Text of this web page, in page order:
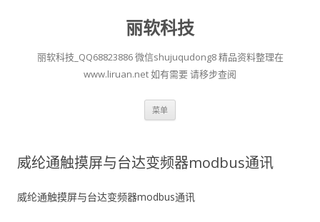
丽软科技
丽软科技_QQ68823886 微信shujuqudong8 精品资料整理在
www.liruan.net 如有需要 请移步查阅
菜单
威纶通触摸屏与台达变频器modbus通讯
威纶通触摸屏与台达变频器modbus通讯